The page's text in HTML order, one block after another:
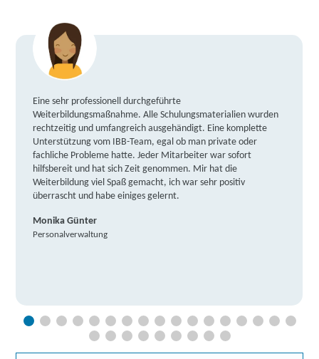
Eine sehr professionell durchgeführte
Weiterbildungsmaßnahme. Alle Schulungsmaterialien wurden
rechtzeitig und umfangreich ausgehändigt. Eine komplette
Unterstützung vom IBB-Team, egal ob man private oder
fachliche Probleme hatte. Jeder Mitarbeiter war sofort
hilfsbereit und hat sich Zeit genommen. Mir hat die
Weiterbildung viel Spaß gemacht, ich war sehr positiv
überrascht und habe einiges gelernt.
Monika Günter
Personalverwaltung